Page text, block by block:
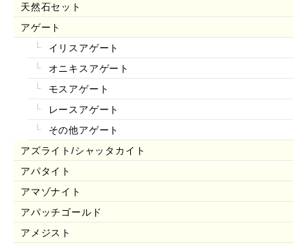
天然石セット
アゲート
イリスアゲート
オニキスアゲート
モスアゲート
レースアゲート
その他アゲート
アズライト/シャッタカイト
アパタイト
アマゾナイト
アパッチゴールド
アメジスト